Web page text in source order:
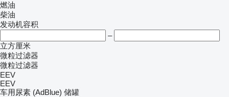
燃油
柴油
发动机容积
–
立方厘米
微粒过滤器
微粒过滤器
EEV
EEV
车用尿素 (AdBlue) 储罐